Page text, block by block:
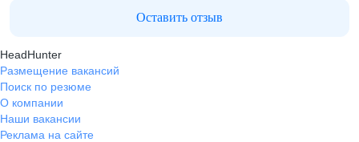
Оставить отзыв
HeadHunter
Размещение вакансий
Поиск по резюме
О компании
Наши вакансии
Реклама на сайте